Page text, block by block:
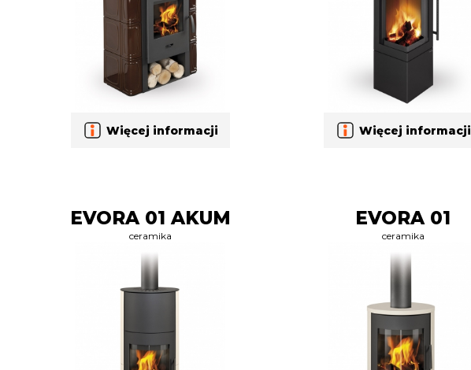
Więcej informacji Więcej informacji
EVORA 01 AKUM
ceramika
EVORA 01
ceramika